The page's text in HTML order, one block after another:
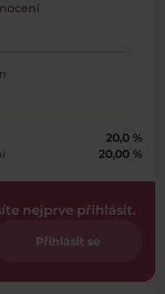
20,0 %
20,00 %
nejprve přihlásit.
Přihlásit se